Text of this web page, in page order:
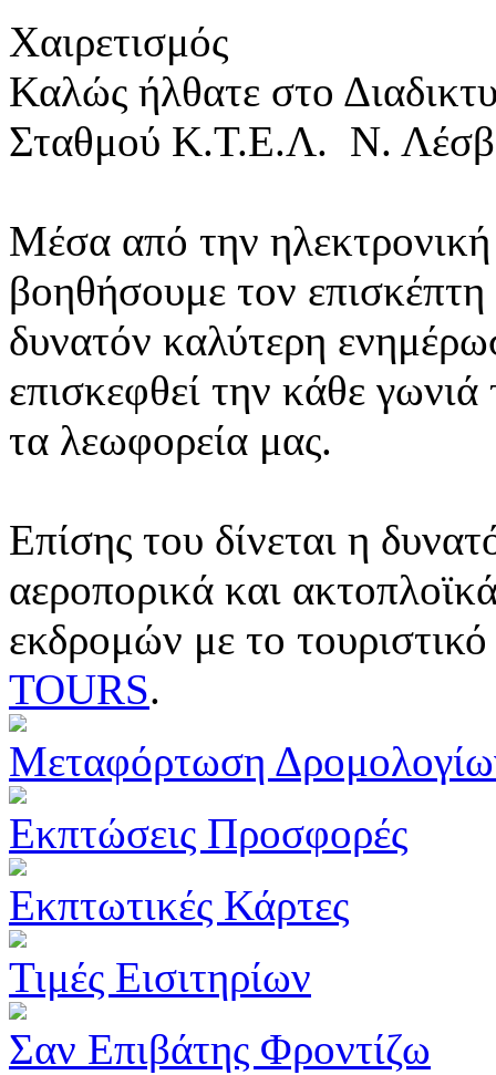
Χαιρετισμός
Καλώς ήλθατε στο
Σταθμού Κ.Τ.Ε.Λ. Ν.
Μέσα από την ηλεκτρονική
βοηθήσουμε τον
δυνατόν καλύτερη
επισκεφθεί την κάθε
τα λεωφορεία μας.
Επίσης του δίνεται η
αεροπορικά και
εκδρομών με το
TOURS.
Μεταφόρτωση
Εκπτώσεις Προσφορές
Εκπτωτικές Κάρτες
Τιμές Εισιτηρίων
Σαν Επιβάτης Φροντίζω